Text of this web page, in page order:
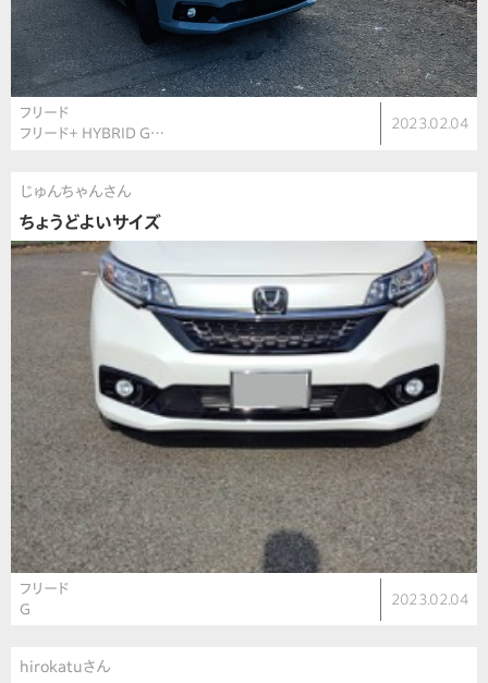
フリード
フリード＋ HYBRID G…
2023.02.04
じゅんちゃんさん
ちょうどよいサイズ
フリード
G
2023.02.04
hirokatuさん